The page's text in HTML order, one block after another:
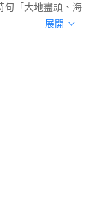
句「大地盡頭、海
展開